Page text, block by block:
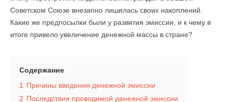
Советском Союзе внезапно лишилась своих накоплений.
Какие же предпосылки были у развития эмиссии, и к чему в
итоге привело увеличение денежной массы в стране?
Содержание
1
Причины введения денежной эмиссии
2 Последствия проводимой денежной эмиссии